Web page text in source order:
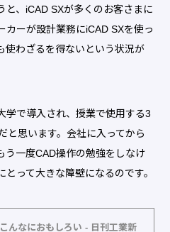
と、iCAD SXが多くのお客さまに
カーが設計業務にiCAD SXを使っ
使わざるを得ないという状況が
で導入され、授業で使用する3
と思います。会社に入ってから
う一度CAD操作の勉強をしなけ
って大きな障壁になるのです。
んなにおもしろい - 日刊工業新